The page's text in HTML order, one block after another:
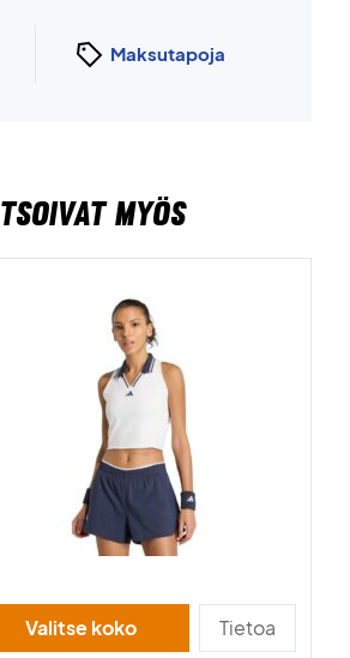
Maksutapoja
MYÖS
Valitse koko Tietoa